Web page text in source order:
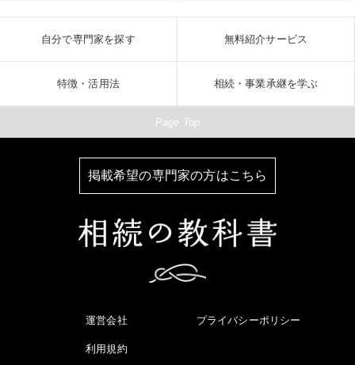
自分で専門家を探す 無料紹介サービス
特徴・活用法 相続・事業承継を学ぶ
Page Top
掲載希望の専門家の方はこちら
運営会社 プライバシーポリシー
利用規約